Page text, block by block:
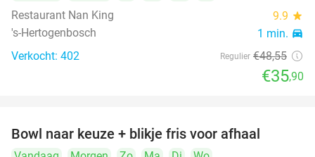
Restaurant Nan King
9.9 star
's-Hertogenbosch 1 min. directions_car
Verkocht: 402 Regulier €48,55
€35,90
Bowl naar keuze + blikje fris voor afhaal